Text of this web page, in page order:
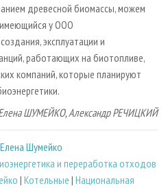
древесной биомассы, можем
у ООО
эксплуатации и
работающих на биотопливе,
компаний, которые планируют
ШУМЕЙКО, Александр РЕЧИЦКИЙ
Елена Шумейко
и переработка отходов
| Котельные | Национальная